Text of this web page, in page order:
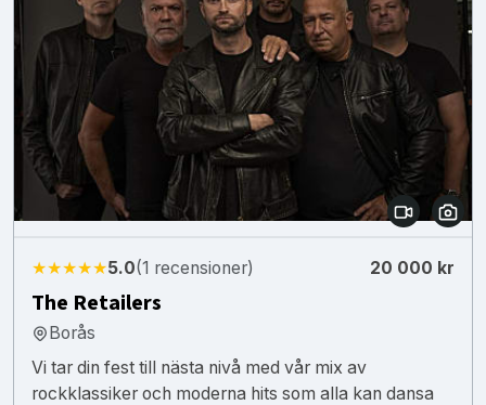
★★★★★5.0(1 recensioner) 20 000 kr
The Retailers
Borås
Vi tar din fest till nästa nivå med vår mix av
rockklassiker och moderna hits som alla kan dansa